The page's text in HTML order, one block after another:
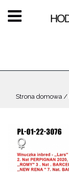
Strona domowa